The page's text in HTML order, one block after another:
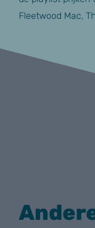
Fleetwood Mac,